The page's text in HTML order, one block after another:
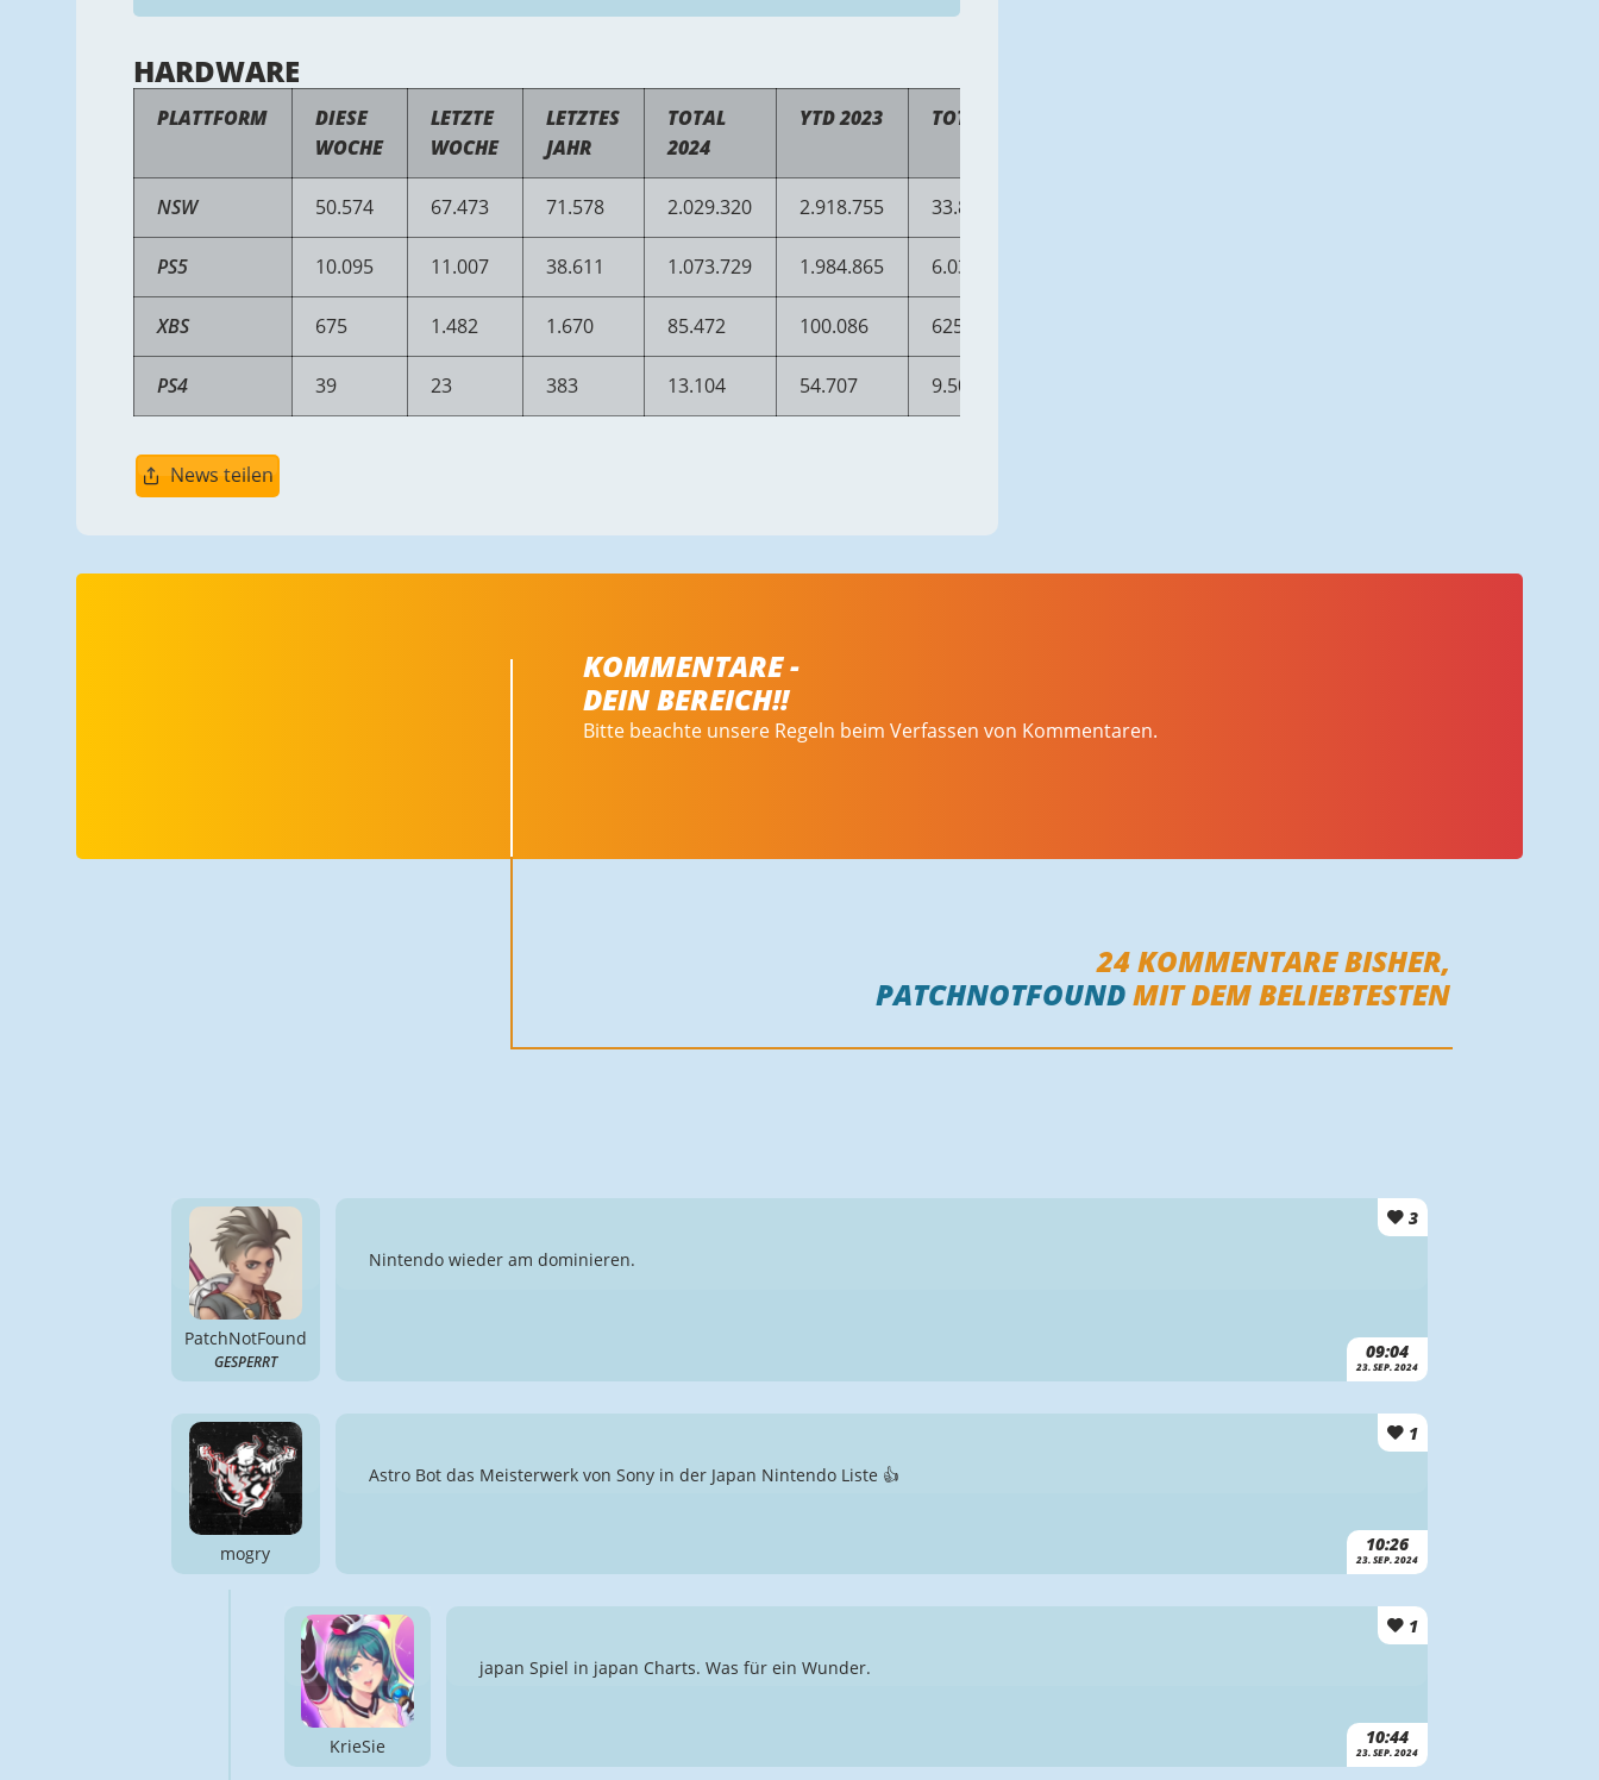
HARDWARE
PLATTFORM
DIESE
WOCHE
LETZTE
WOCHE
LETZTES
JAHR
TOTAL
2024
YTD 2023 TOTAL
NSW 50.574 67.473 71.578 2.029.320 2.918.755 33.815.976
PS5 10.095 11.007 38.611 1.073.729 1.984.865 6.038.586
XBS 675 1.482 1.670 85.472 100.086 625.579
PS4 39 23 383 13.104 54.707 9.504.163
News teilen
KOMMENTARE -
DEIN BEREICH!!
Bitte beachte unsere Regeln beim Verfassen von Kommentaren.
24KOMMENTARE BISHER,
PATCHNOTFOUNDMIT DEM BELIEBTESTEN
PatchNotFound
GESPERRT
3
09:04
23. SEP. 2024
Nintendo wieder am dominieren.
mogry
1
10:26
23. SEP. 2024
Astro Bot das Meisterwerk von Sony in der Japan Nintendo Liste 👍
KrieSie
1
10:44
23. SEP. 2024
japan Spiel in japan Charts. Was für ein Wunder.